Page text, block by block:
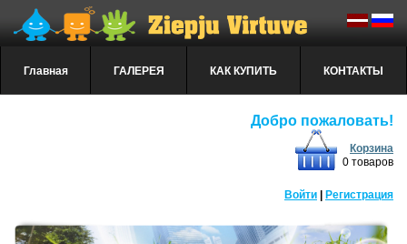
Главная ГАЛЕРЕЯ КАК КУПИТЬ КОНТАКТЫ
Добро пожаловать!
Корзина
0 товаров
Войти Регистрация